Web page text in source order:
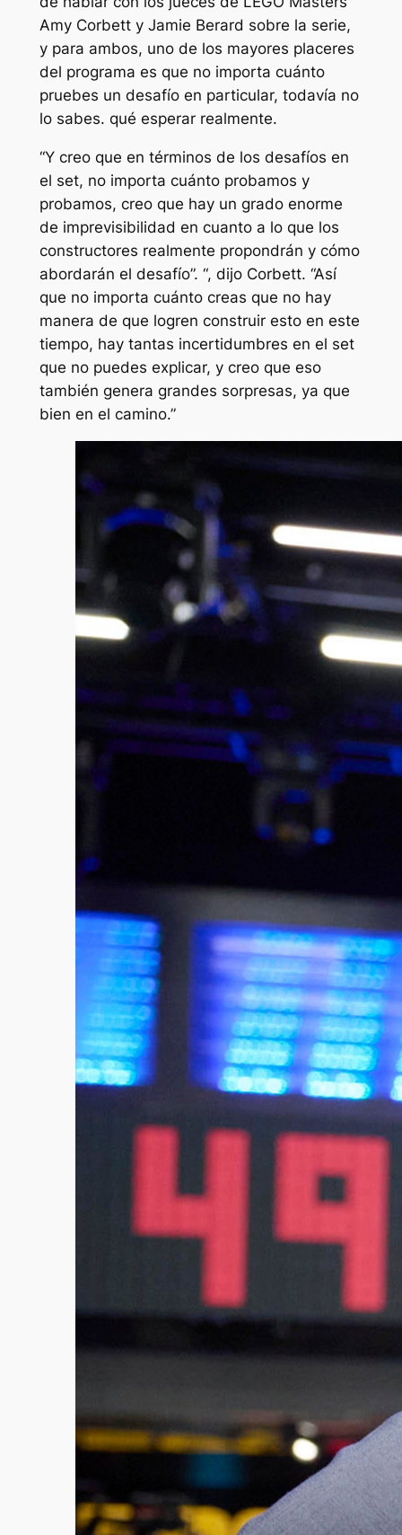
Amy Corbett y Jamie Berard sobre la serie,
y para ambos, uno de los mayores placeres
del programa es que no importa cuánto
pruebes un desafío en particular, todavía no
lo sabes. qué esperar realmente.
“Y creo que en términos de los desafíos en
el set, no importa cuánto probamos y
probamos, creo que hay un grado enorme
de imprevisibilidad en cuanto a lo que los
constructores realmente propondrán y cómo
abordarán el desafío”. “, dijo Corbett. “Así
que no importa cuánto creas que no hay
manera de que logren construir esto en este
tiempo, hay tantas incertidumbres en el set
que no puedes explicar, y creo que eso
también genera grandes sorpresas, ya que
bien en el camino.”